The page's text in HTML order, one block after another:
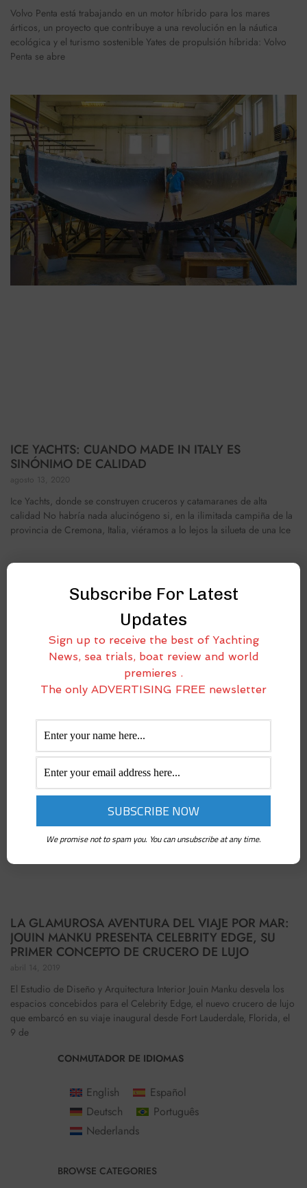
Volvo Penta está trabajando en un motor híbrido para los mares
árticos, un proyecto que contribuye a una revolución en la náutica
ecológica y el turismo sostenible Yates de propulsión híbrida: Volvo
Penta se abre
ICE YACHTS: CUANDO MADE IN ITALY ES
SINÓNIMO DE CALIDAD
agosto 13, 2020
Ice Yachts, donde se construyen cruceros y catamaranes de alta
calidad No habría nada alucinógeno si, en la ilimitada campiña de la
provincia de Cremona, Italia, viéramos a lo lejos la silueta de una Ice
LA GLAMUROSA AVENTURA DEL VIAJE POR MAR:
JOUIN MANKU PRESENTA CELEBRITY EDGE, SU
PRIMER CONCEPTO DE CRUCERO DE LUJO
abril 14, 2019
El Estudio de Diseño y Arquitectura Interior Jouin Manku desvela los
espacios concebidos para el Celebrity Edge, el nuevo crucero de lujo
que embarcó en su viaje inaugural desde Fort Lauderdale, Florida, el
9 de
CONMUTADOR DE IDIOMAS
English
Español
Deutsch
Português
Nederlands
BROWSE CATEGORIES
Subscribe For Latest
Updates
Sign up to receive the best of Yachting
News, sea trials, boat review and world
premieres .
The only ADVERTISING FREE newsletter
We promise not to spam you. You can unsubscribe at any time.